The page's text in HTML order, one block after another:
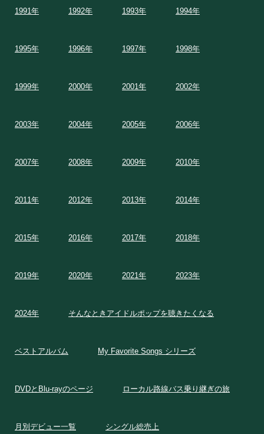
1991年 1992年 1993年 1994年
1995年 1996年 1997年 1998年
1999年 2000年 2001年 2002年
2003年 2004年 2005年 2006年
2007年 2008年 2009年 2010年
2011年 2012年 2013年 2014年
2015年 2016年 2017年 2018年
2019年 2020年 2021年 2023年
2024年 そんなときアイドルポップを聴きたくなる
ベストアルバム My Favorite Songs シリーズ
DVDとBlu-rayのページ ローカル路線バス乗り継ぎの旅
月別デビュー一覧 シングル総売上